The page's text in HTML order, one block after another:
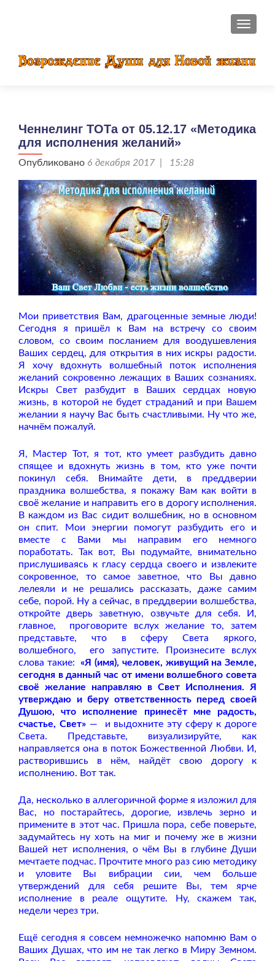
Ченнелинг ТОТа от 05.12.17 «Методика
для исполнения желаний»
Опубликовано 6 декабря 2017 | 15:28
Мои приветствия Вам, драгоценные земные люди!
Сегодня я пришёл к Вам на встречу со своим
словом, со своим посланием для воодушевления
Ваших сердец, для открытия в них искры радости.
Я хочу вдохнуть волшебный поток исполнения
желаний сокровенно лежащих в Ваших сознаниях.
Искры Свет разбудит в Ваших сердцах новую
жизнь, в которой не будет страданий и при Вашем
желании я научу Вас быть счастливыми. Ну что же,
начнём пожалуй.
Я, Мастер Тот, я тот, кто умеет разбудить давно
спящее и вдохнуть жизнь в том, кто уже почти
покинул себя. Внимайте дети, в преддверии
праздника волшебства, я покажу Вам как войти в
своё желание и направить его в дорогу исполнения.
В каждом из Вас сидит волшебник, но в основном
он спит. Мои энергии помогут разбудить его и
вместе с Вами мы направим его немного
поработать. Так вот, Вы подумайте, внимательно
прислушиваясь к гласу сердца своего и извлеките
сокровенное, то самое заветное, что Вы давно
лелеяли и не решались рассказать, даже самим
себе, порой. Ну а сейчас, в преддверии волшебства,
откройте дверь заветную, озвучьте для себя. И,
главное,
проговорите вслух желание то, затем
представьте, что в сферу Света яркого,
волшебного,
его запустите. Произнесите вслух
слова такие:
«Я (имя), человек, живущий на Земле,
сегодня в данный час от имени волшебного совета
своё желание направляю в Свет Исполнения. Я
утверждаю и беру ответственность перед своей
Душою, что исполнение принесёт мне радость,
счастье, Свет»—
и выдохните эту сферу к дороге
Света. Представьте, визуализируйте, как
направляется она в поток Божественной Любви. И,
растворившись в нём, найдёт свою дорогу к
исполнению. Вот так.
Да, несколько в аллегоричной форме я изложил для
Вас, но постарайтесь, дорогие, извлечь зерно и
примените в этот час. Пришла пора, себе поверьте,
задумайтесь ну хоть на миг и почему же в жизни
Вашей нет исполнения, о чём Вы в глубине Души
мечтаете подчас. Прочтите много раз сию методику
и уловите Вы вибрации сии, чем больше
утверждений для себя решите Вы, тем ярче
исполнение в реале ощутите. Ну, скажем так,
недели через три.
Ещё сегодня я совсем немножечко напомню Вам о
Ваших Душах, что им не так легко в Миру Земном.